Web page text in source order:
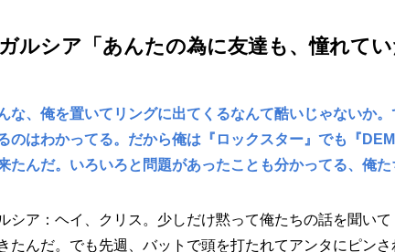
ルシア「あんたの為に友達も、憧れてい
な、俺を置いてリングに出てくるなんて酷いじゃないか
のはわかってる。だから俺は『ロックスター』でも『
たんだ。いろいろと問題があったことも分かってる、俺た
シア：ヘイ、クリス。少しだけ黙って俺たちの話を聞い
たんだ。でも先週、バットで頭を打たれてアンタにピン